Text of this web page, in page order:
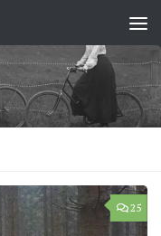
25